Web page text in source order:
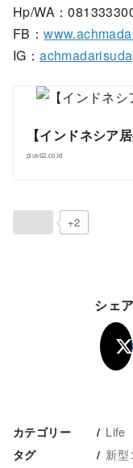
Hp/WA：
FB：
IG：
【インドネシア
plus62.co.id
+2
シェ
カテゴリー Life
タグ 新型